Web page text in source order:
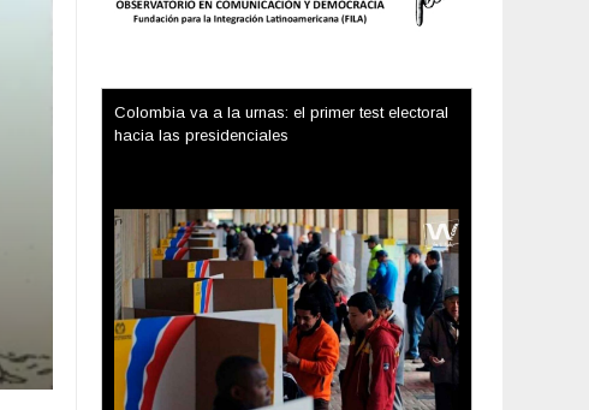
Trump y las drogas: la viga en los propios ojos